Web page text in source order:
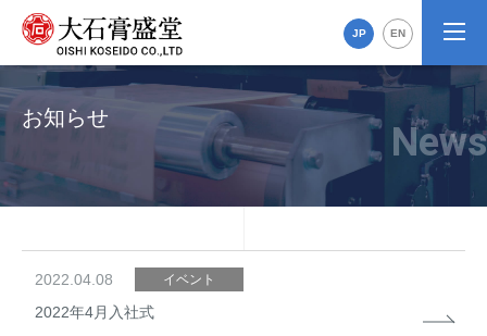
JP EN
お知らせ
2022.04.08 イベント
2022年4月入社式